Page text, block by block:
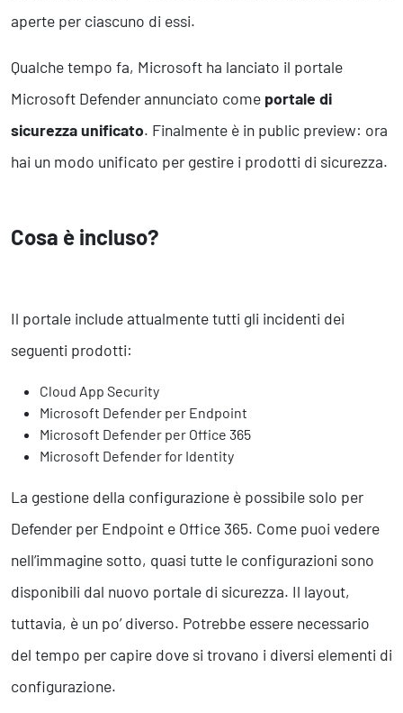
Operation
Smart Working
Project Management
Finanza & Gestione Economica
Sistemi di Gestione
Safety
Cyber Security
aperte per ciascuno di essi.
Qualche tempo fa, Microsoft ha lanciato il portale
Microsoft Defender annunciato come portale di
sicurezza unificato. Finalmente è in public preview: ora
hai un modo unificato per gestire i prodotti di sicurezza.
Cosa è incluso?
Il portale include attualmente tutti gli incidenti dei
seguenti prodotti:
Cloud App Security
Microsoft Defender per Endpoint
Microsoft Defender per Office 365
Microsoft Defender for Identity
La gestione della configurazione è possibile solo per
Defender per Endpoint e Office 365. Come puoi vedere
nell’immagine sotto, quasi tutte le configurazioni sono
disponibili dal nuovo portale di sicurezza. Il layout,
tuttavia, è un po’ diverso. Potrebbe essere necessario
del tempo per capire dove si trovano i diversi elementi di
configurazione.